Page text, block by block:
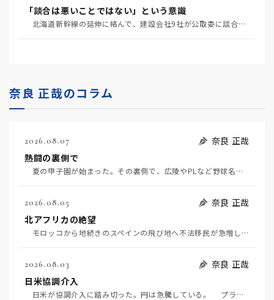
「談合は悪いことではない」という意識
北海道新幹線の延伸に絡んで、建設会社9社が公取委に談合を疑われている（5月20日日経）。 談合と…
奈良 正哉のコラム
2026.08.07
奈良 正哉
熱闘の裏側で
夏の甲子園が始まった。その裏側で、広陵やPLなど野球名門校（だった）の不祥事のその後について、「熱…
2026.08.05
奈良 正哉
北アフリカの絶望
モロッコから地続きのスペインの飛び地へ不法移民が急増していて、当地の大問題となっている。「海を泳い…
2026.08.03
奈良 正哉
日米協調介入
日米が協調介入に踏み切った。円は急騰している。 プラザ合意以降、協調介入は為替相場の転機になって…